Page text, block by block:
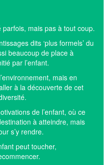
parfois, mais pas à tout coup.
dits ‘plus formels’ du
beaucoup de place à
par l’enfant.
mais en
à la découverte de cet
de l’enfant, où ce
à atteindre, mais
s’y rendre.
peut toucher,